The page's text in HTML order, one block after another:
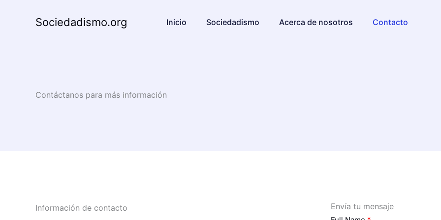
Sociedadismo.org Inicio Sociedadismo Acerca de nosotros Contacto
Contáctanos para más información
Información de contacto Envía tu mensaje